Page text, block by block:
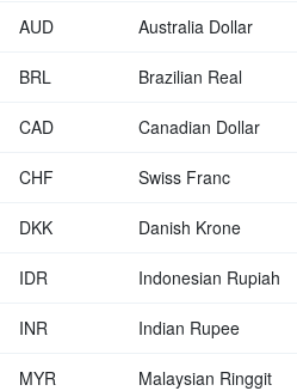
AUD Australia Dollar
BRL Brazilian Real
CAD Canadian Dollar
CHF Swiss Franc
DKK Danish Krone
IDR Indonesian Rupiah
INR Indian Rupee
MYR Malaysian Ringgit